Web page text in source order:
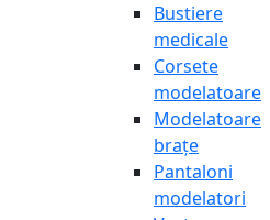
Bustiere
medicale
Corsete
modelatoare
Modelatoare
brațe
Pantaloni
modelatori